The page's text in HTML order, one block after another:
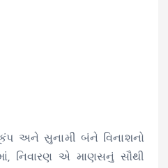
અને સુનામી બંને વિનાશનો
નિવારણ એ માણસનું સૌથી